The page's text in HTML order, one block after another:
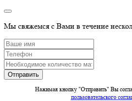
Мы свяжемся с Вами в течение
Нажимая кнопку "Отправить" Вы
пользовательского